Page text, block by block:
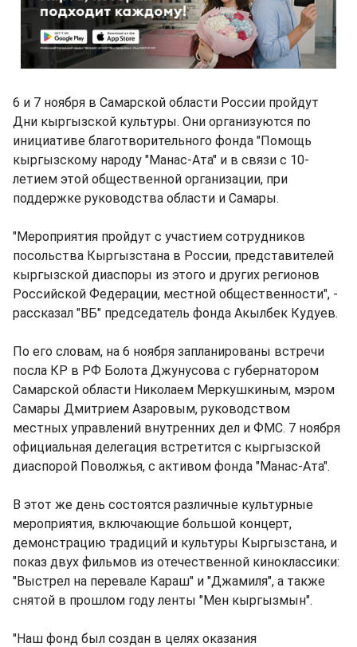
6 и 7 ноября в Самарской области России пройдут
Дни кыргызской культуры. Они организуются по
инициативе благотворительного фонда "Помощь
кыргызскому народу "Манас-Ата" и в связи с 10-
летием этой общественной организации, при
поддержке руководства области и Самары.
"Мероприятия пройдут с участием сотрудников
посольства Кыргызстана в России, представителей
кыргызской диаспоры из этого и других регионов
Российской Федерации, местной общественности", -
рассказал "ВБ" председатель фонда Акылбек Кудуев.
По его словам, на 6 ноября запланированы встречи
посла КР в РФ Болота Джунусова с губернатором
Самарской области Николаем Меркушкиным, мэром
Самары Дмитрием Азаровым, руководством
местных управлений внутренних дел и ФМС. 7 ноября
официальная делегация встретится с кыргызской
диаспорой Поволжья, с активом фонда "Манас-Ата".
В этот же день состоятся различные культурные
мероприятия, включающие большой концерт,
демонстрацию традиций и культуры Кыргызстана, и
показ двух фильмов из отечественной киноклассики:
"Выстрел на перевале Караш" и "Джамиля", а также
снятой в прошлом году ленты "Мен кыргызмын".
"Наш фонд был создан в целях оказания